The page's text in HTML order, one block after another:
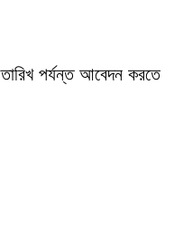
পর্যন্ত আবেদন করতে